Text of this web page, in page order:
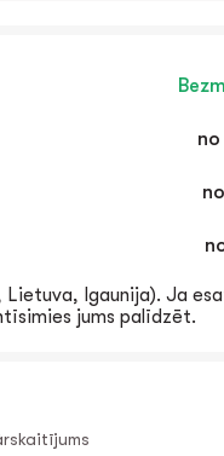
no
no
Igaunija). Ja
jums palīdzēt.